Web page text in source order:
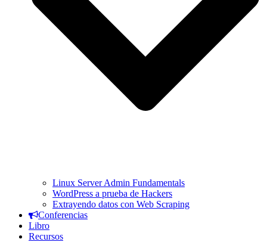
Linux Server Admin Fundamentals
WordPress a prueba de Hackers
Extrayendo datos con Web Scraping
Conferencias
Libro
Recursos